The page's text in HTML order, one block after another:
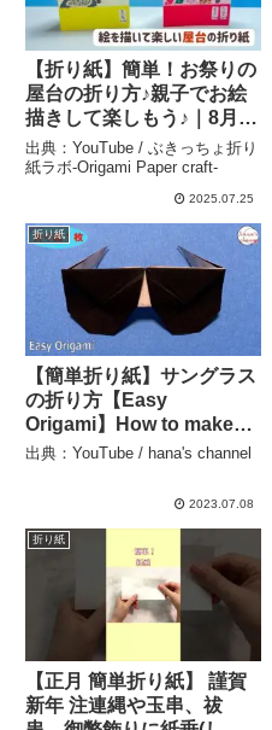
【折り紙】簡単！お祭りの
屋台の折り方♪親子でお絵
描きして楽しもう♪｜8月｜
夏（音声解説あり）
Origami Festival Stall |
Easy Tutorial – ぶきっち
Paper craft-
出典：YouTube / ぶきっちょ折り
紙ラボ-Origami Paper craft-
2025.07.25
折り紙
【簡単折り紙】サングラス
の折り方【Easy
Origami】How to make
cute sunglasses 종이접
太阳镜 夏 紫外線
hana’s channel
出典：YouTube / hana's channel
2023.07.08
折り紙
【正月 簡単折り紙】 謹賀
新年 注連縄や玉串、祓